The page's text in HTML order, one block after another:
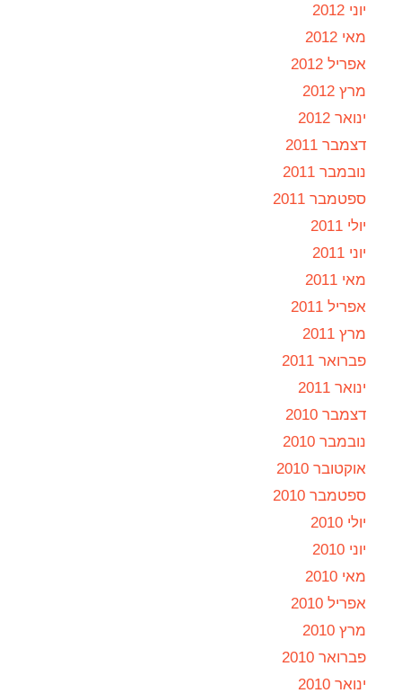
יוני 2012
מאי 2012
אפריל 2012
מרץ 2012
ינואר 2012
דצמבר 2011
נובמבר 2011
ספטמבר 2011
יולי 2011
יוני 2011
מאי 2011
אפריל 2011
מרץ 2011
פברואר 2011
ינואר 2011
דצמבר 2010
נובמבר 2010
אוקטובר 2010
ספטמבר 2010
יולי 2010
יוני 2010
מאי 2010
אפריל 2010
מרץ 2010
פברואר 2010
ינואר 2010